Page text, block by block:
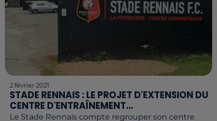
2 février 2021
STADE RENNAIS : LE PROJET D'EXTENSION DU
CENTRE D'ENTRAÎNEMENT...
Le Stade Rennais compte regrouper son centre